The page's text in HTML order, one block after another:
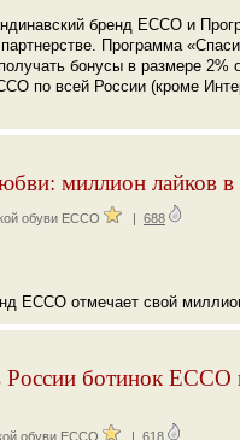
бренд ECCO и
Программа
бонусы в размере 2%
по всей России (кроме
миллион лайков
обуви ECCO | 688
ECCO отмечает свой
ботинок ЕССО
обуви ECCO | 618